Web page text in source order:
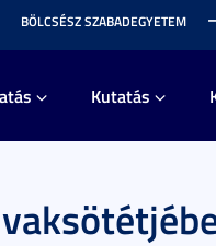
BÖLCSÉSZ SZABADEGYETEM
Kutatás